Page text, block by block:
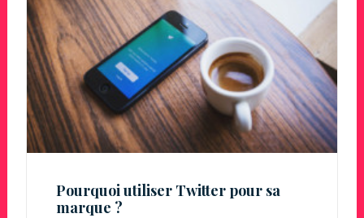
Pourquoi utiliser Twitter pour sa
marque ?